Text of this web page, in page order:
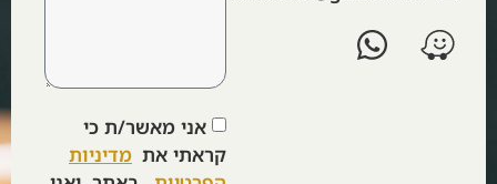
אני מאשר/ת כי
קראתי את מדיניות